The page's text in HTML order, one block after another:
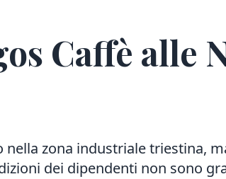
Caffè alle
nella zona industriale triestina,
dei dipendenti non sono